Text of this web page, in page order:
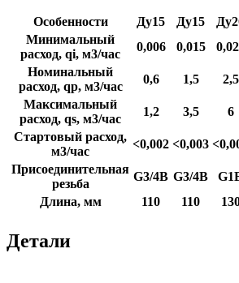
Особенности Ду15 Ду15
Минимальный
расход, qi, м3/час
0,006 0,015
Номинальный
расход, qp, м3/час
0,6 1,5 2,5
Максимальный
расход, qs, м3/час
1,2 3,5 6
Стартовый расход,
м3/час
<0,002 <0,003
Присоединительная
резьба
G3/4B G3/4B
Длина, мм
110 110
Детали